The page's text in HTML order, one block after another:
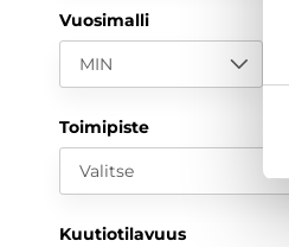
Vuosimalli
MIN
Toimipiste
Valitse
Kuutiotilavuus